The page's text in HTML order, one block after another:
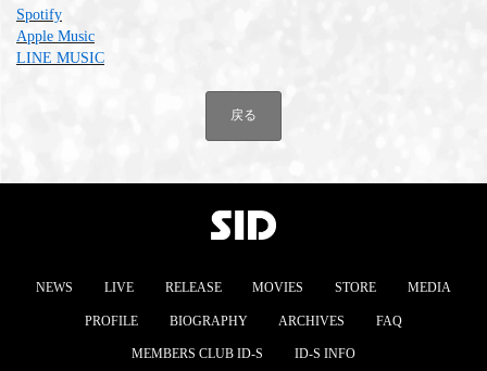
日本語
Spotify
Apple Music
LINE MUSIC
戻る
NEWS LIVE RELEASE MOVIES STORE MEDIA
PROFILE BIOGRAPHY ARCHIVES FAQ
MEMBERS CLUB ID-S ID-S INFO